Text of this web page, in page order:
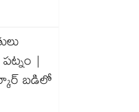
|
బడిలో